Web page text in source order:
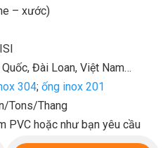
– xước)
Đài Loan, Việt Nam…
304; ống inox 201
Tons/Thang
PVC hoặc như bạn yêu cầu